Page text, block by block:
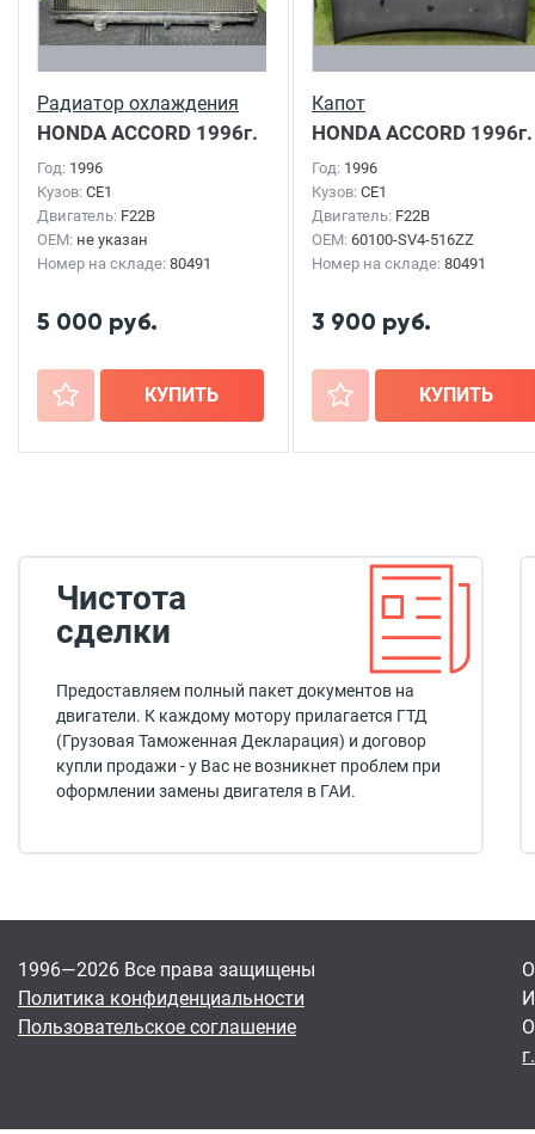
Радиатор охлаждения
HONDA ACCORD 1996г.
Год: 1996
Кузов: CE1
Двигатель: F22B
OEM: не указан
Номер на складе: 80491
5 000 руб.
+ КУПИТЬ
Капот
HONDA ACCORD 1996г.
Год: 1996
Кузов: CE1
Двигатель: F22B
OEM: 60100-SV4-516ZZ
Номер на складе: 80491
3 900 руб.
+ КУПИТЬ
Чистота
сделки
Предоставляем полный пакет документов на
двигатели. К каждому мотору прилагается ГТД
(Грузовая Таможенная Декларация) и договор
купли продажи - у Вас не возникнет проблем при
оформлении замены двигателя в ГАИ.
1996—2026 Все права защищены
Политика конфиденциальности
Пользовательское соглашение